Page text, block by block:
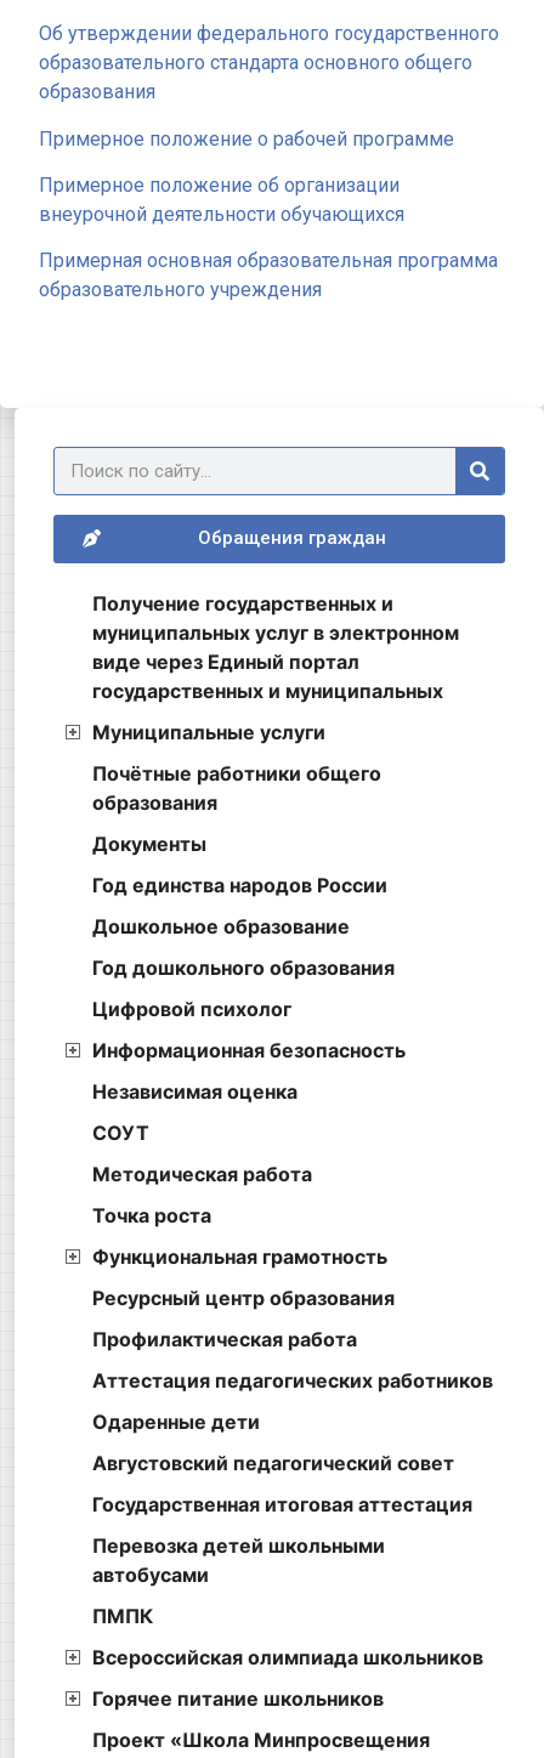
Об утверждении федерального государственного
образовательного стандарта основного общего
образования
Примерное положение о рабочей программе
Примерное положение об организации
внеурочной деятельности обучающихся
Примерная основная образовательная программа
образовательного учреждения
Обращения граждан
Получение государственных и
муниципальных услуг в электронном
виде через Единый портал
государственных и муниципальных
Муниципальные услуги
Почётные работники общего
образования
Документы
Год единства народов России
Дошкольное образование
Год дошкольного образования
Цифровой психолог
Информационная безопасность
Независимая оценка
СОУТ
Методическая работа
Точка роста
Функциональная грамотность
Ресурсный центр образования
Профилактическая работа
Аттестация педагогических работников
Одаренные дети
Августовский педагогический совет
Государственная итоговая аттестация
Перевозка детей школьными
автобусами
ПМПК
Всероссийская олимпиада школьников
Горячее питание школьников
Проект «Школа Минпросвещения